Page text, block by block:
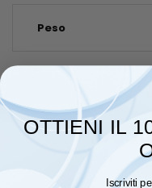
Peso
OTTIENI IL
Iscriviti